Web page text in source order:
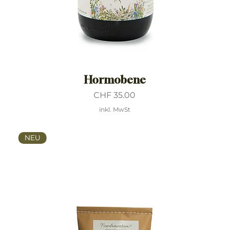
Hormobene
Preis
CHF 35.00
inkl. MwSt
NEU